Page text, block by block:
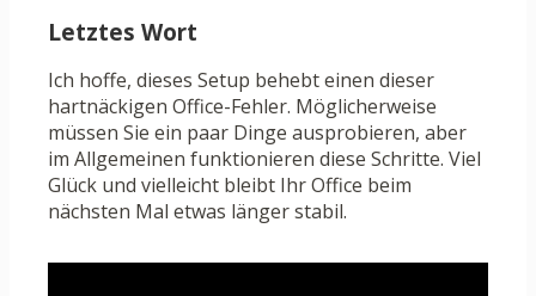
Letztes Wort
Ich hoffe, dieses Setup behebt einen dieser
hartnäckigen Office-Fehler. Möglicherweise
müssen Sie ein paar Dinge ausprobieren, aber
im Allgemeinen funktionieren diese Schritte. Viel
Glück und vielleicht bleibt Ihr Office beim
nächsten Mal etwas länger stabil.